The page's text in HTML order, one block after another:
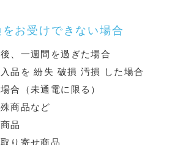
お受けできない場合
、一週間を過ぎた場合
品を 紛失 破損 汚損 した場合
合（未通電に限る）
商品など
品
り寄せ商品